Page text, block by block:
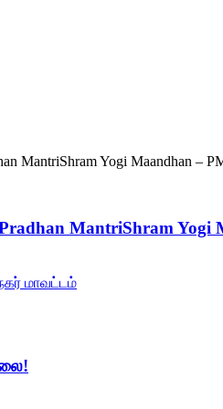
MantriShram Yogi
மாவட்டம்